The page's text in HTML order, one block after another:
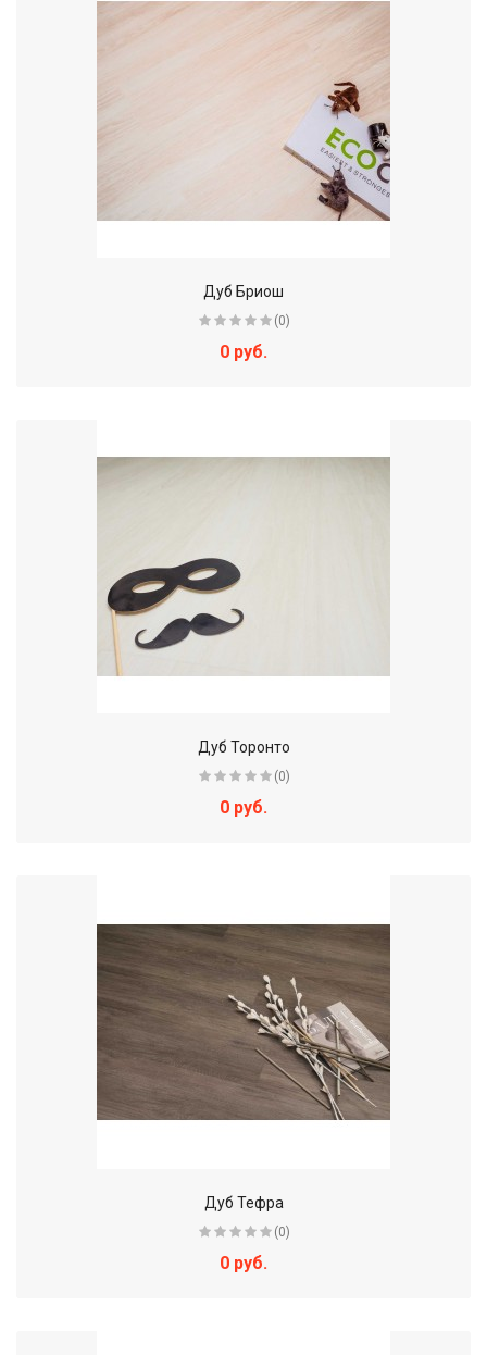
Дуб Бриош
(0)
0 руб.
Дуб Торонто
(0)
0 руб.
Дуб Тефра
(0)
0 руб.